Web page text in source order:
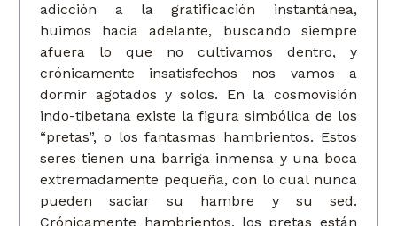
adicción a la gratificación instantánea,
huimos hacia adelante, buscando siempre
afuera lo que no cultivamos dentro, y
crónicamente insatisfechos nos vamos a
dormir agotados y solos. En la cosmovisión
indo-tibetana existe la figura simbólica de los
“pretas”, o los fantasmas hambrientos. Estos
seres tienen una barriga inmensa y una boca
extremadamente pequeña, con lo cual nunca
pueden saciar su hambre y su sed.
Crónicamente hambrientos, los pretas están